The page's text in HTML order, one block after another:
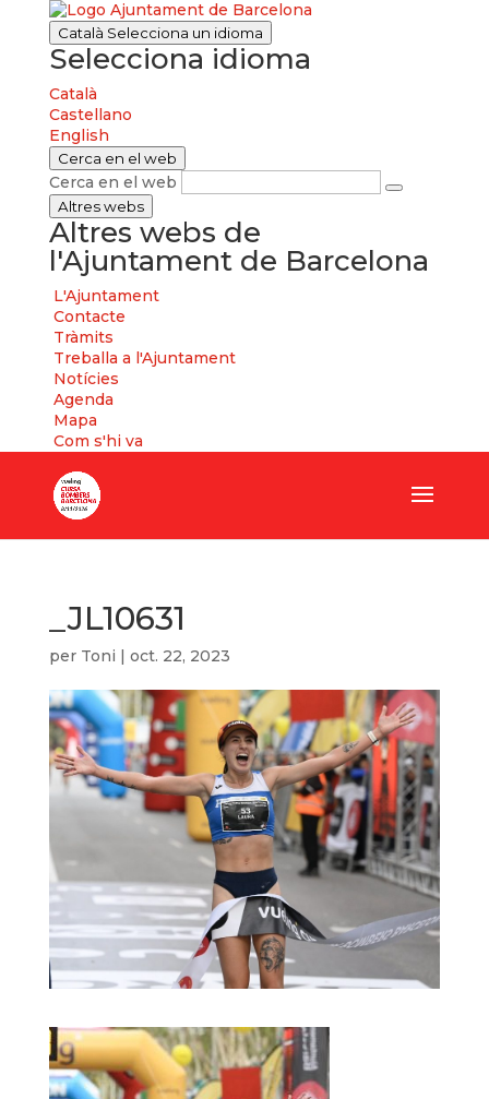
Català Selecciona un idioma
Selecciona idioma
Català
Castellano
English
Cerca en el web
Cerca en el web
Altres webs
Altres webs de
l'Ajuntament de Barcelona
L'Ajuntament
Contacte
Tràmits
Treballa a l'Ajuntament
Notícies
Agenda
Mapa
Com s'hi va
_JL10631
per Toni | oct. 22, 2023